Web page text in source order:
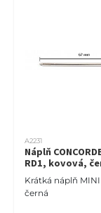
A2231
Náplň
RD1, kovová,
Krátká náplň MINI
černá